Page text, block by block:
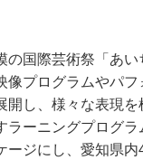
の国際芸術祭「あ
像プログラムやパ
開し、様々な表現
ーニングプログ
ージにし、愛知県